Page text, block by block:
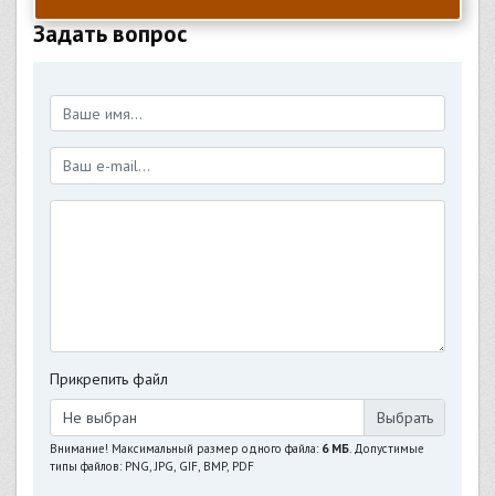
Задать вопрос
Прикрепить файл
Не выбран
Внимание! Максимальный размер одного файла: 6 МБ. Допустимые
типы файлов: PNG, JPG, GIF, BMP, PDF